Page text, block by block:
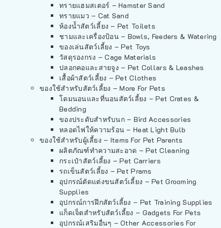
ทรายแฮมสเตอร์ – Hamster Sand
ทรายแมว – Cat Sand
ห้องน้ำสัตว์เลี้ยง – Pet Toilets
ชามและเครื่องป้อน – Bowls, Feeders & Watering
ของเล่นสัตว์เลี้ยง – Pet Toys
วัสดุรองกรง – Cage Materials
ปลอกคอและสายจูง – Pet Collars & Leashes
เสื้อผ้าสัตว์เลี้ยง – Pet Clothes
ของใช้สำหรับสัตว์เลี้ยง – More For Pets
โดมนอนและที่นอนสัตว์เลี้ยง – Pet Crates &
Bedding
ของประดับสำหรับนก – Bird Accessories
หลอดไฟให้ความร้อน – Heat Light Bulb
ของใช้สำหรับผู้เลี้ยง – Items For Pet Parents
ผลิตภัณฑ์ทำความสะอาด – Pet Cleaning
กระเป๋าสัตว์เลี้ยง – Pet Carriers
รถเข็นสัตว์เลี้ยง – Pet Prams
อุปกรณ์ตัดแต่งขนสัตว์เลี้ยง – Pet Grooming
Supplies
อุปกรณ์การฝึกสัตว์เลี้ยง – Pet Training Supplies
แก็ดเจ็ตสำหรับสัตว์เลี้ยง – Gadgets For Pets
อุปกรณ์เสริมอื่นๆ – Other Accessories For